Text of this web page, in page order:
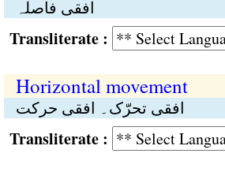
افقی فاصلہ
:
Horizontal movement
افقی تحرّک۔ افقی حرکت
: